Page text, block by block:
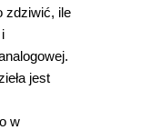
zdziwić, ile
jest
w